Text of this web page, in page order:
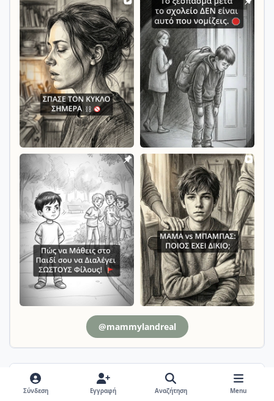
@mammylandreal
Απαντήσεις
Σύνδεση Εγγραφή Αναζήτηση Menu